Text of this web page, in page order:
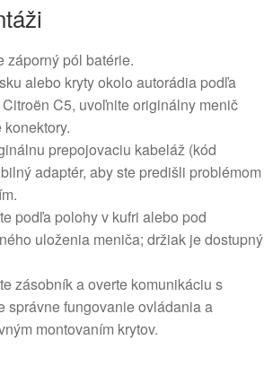
záporný pól batérie.
alebo kryty okolo autorádia podľa
C5, uvoľnite originálny menič
prepojovaciu kabeláž (kód
adaptér, aby ste predišli problémom
podľa polohy v kufri alebo pod
uloženia meniča; držiak je dostupný
zásobník a overte komunikáciu s
správne fungovanie ovládania a
montovaním krytov.